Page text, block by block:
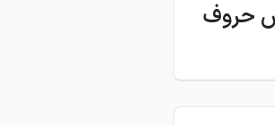
حروف